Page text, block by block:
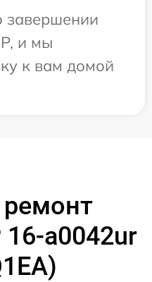
и мы
к вам домой
16-a0042ur